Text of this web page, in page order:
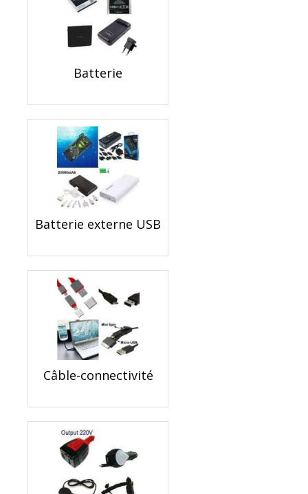
Batterie
Batterie externe USB
Câble-connectivité